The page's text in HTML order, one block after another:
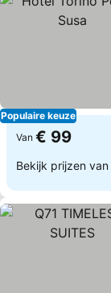
Populaire keuze
Van € 99
Bekijk prijzen van